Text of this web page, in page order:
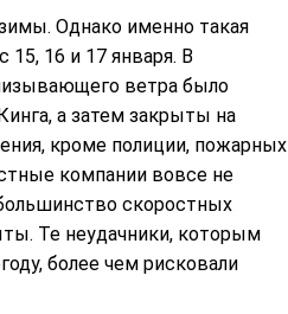
Однако именно такая
15, 16 и 17 января. В
ветра было
а затем закрыты на
кроме полиции, пожарных
компании вовсе не
скоростных
Те неудачники, которым
более чем рисковали